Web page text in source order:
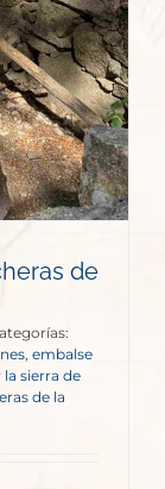
de
, embalse
sierra de
de la